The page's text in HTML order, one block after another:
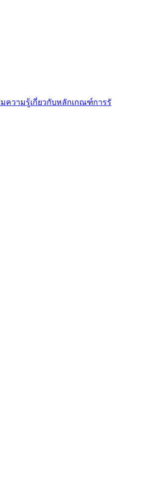
มความรู้เกี่ยวกับหลักเกณฑ์การรั